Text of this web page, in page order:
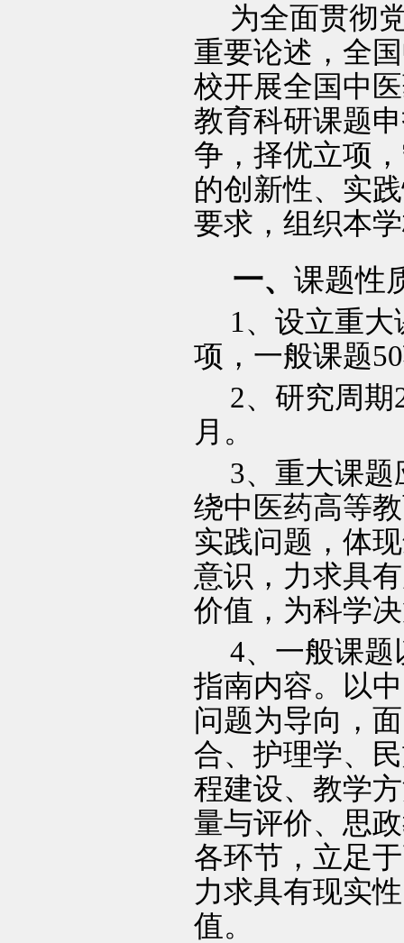
为全面贯彻
重要论述，全
校开展全国中
教育科研课题
争，择优立项
的创新性、实
要求，组织本
一、 课题性
1 、设立重
项，一般课题50
2、研究周期
月。
3、重大课
绕中医药高等
实践问题，体
意识，力求具
价值，为科学
4、一般课
指南内容。以
问题为导向，
合、护理学、
程建设、教学
量与评价、思
各环节，立足
力求具有现实
值。